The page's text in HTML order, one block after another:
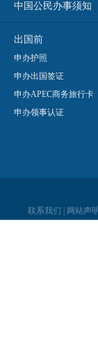
中国公民办事须知
出国前
申办护照
申办出国签证
申办APEC商务旅行卡
申办领事认证
联系我们 网站声明